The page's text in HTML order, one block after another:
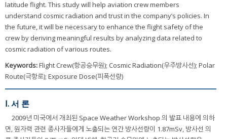
latitude flight. This study will help aviation crew members
understand cosmic radiation and trust in the company’s policies. In
the future, it will be necessary to enhance the flight safety of the
crew by deriving meaningful results by analyzing data related to
cosmic radiation of various routes.
Keywords:Flight Crew(항공승무원); Cosmic Radiation(우주방사선); Polar
Route(극항로); Exposure Dose(피폭선량)
Ⅰ. 서 론
2009년 미국에서 개최된 Space Weather Workshop 의 발표 내용에 의하
면, 원자력 관련 종사자들에게 노출되는 연간 방사선량이 1.87mSv, 방사선 의